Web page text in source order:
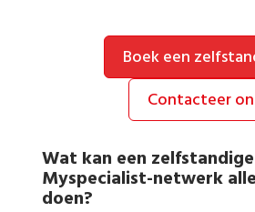
Boek een
Contacteer
Wat kan een zelfstandige
Myspecialist-netwerk
doen?